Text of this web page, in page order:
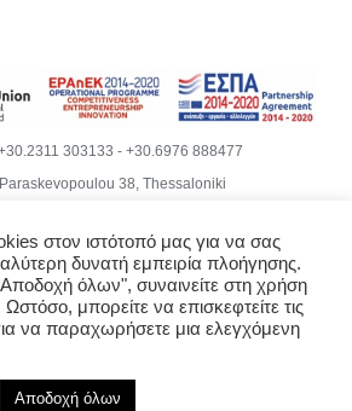
303133 - +30.6976 888477
38, Thessaloniki
| Becube – Garipis Thomas | All Rights
| Website DesignVdesigns.gr
Mihailidiou - Copywriter
Policy & GDPR Compliance
στον ιστότοπό μας για να σας
δυνατή εμπειρία πλοήγησης.
όλων", συναινείτε στη χρήση
μπορείτε να επισκεφτείτε τις
να παραχωρήσετε μια ελεγχόμενη
Αποδοχή όλων